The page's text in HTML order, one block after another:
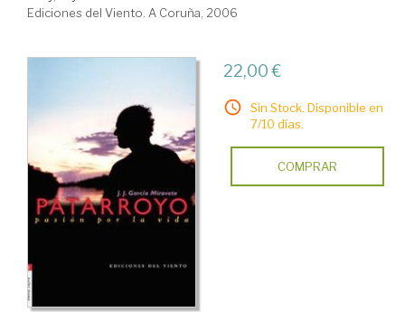
Ediciones del Viento. A Coruña, 2006
22,00 €
Sin Stock. Disponible en
7/10 días.
COMPRAR